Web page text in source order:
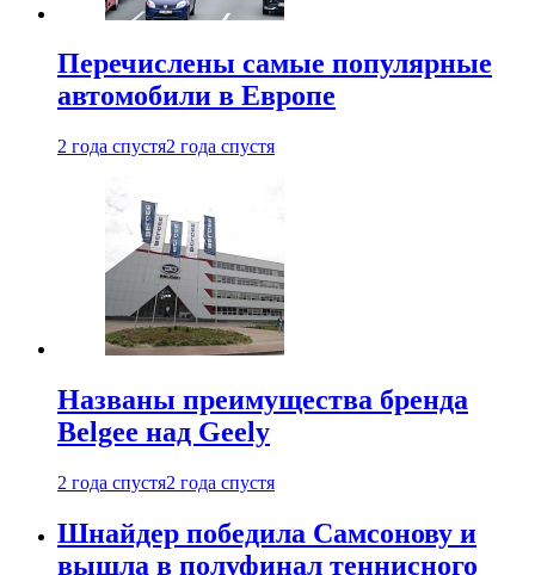
Перечислены самые популярные
автомобили в Европе
2 года спустя2 года спустя
Названы преимущества бренда
Belgee над Geely
2 года спустя2 года спустя
Шнайдер победила Самсонову и
вышла в полуфинал теннисного